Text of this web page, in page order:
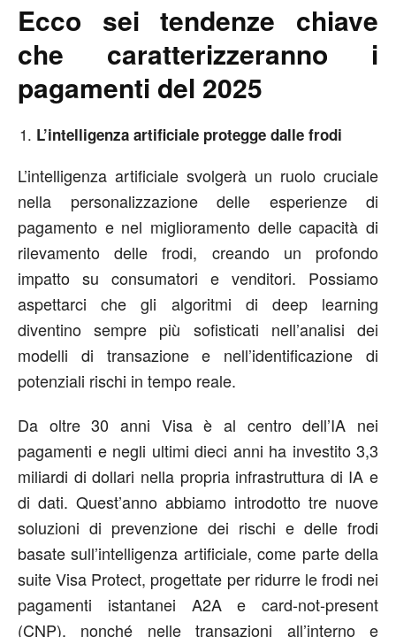
Ecco sei tendenze chiave
che caratterizzeranno i
pagamenti del 2025
L’intelligenza artificiale protegge dalle frodi
L’intelligenza artificiale svolgerà un ruolo cruciale
nella personalizzazione delle esperienze di
pagamento e nel miglioramento delle capacità di
rilevamento delle frodi, creando un profondo
impatto su consumatori e venditori. Possiamo
aspettarci che gli algoritmi di deep learning
diventino sempre più sofisticati nell’analisi dei
modelli di transazione e nell’identificazione di
potenziali rischi in tempo reale.
Da oltre 30 anni Visa è al centro dell’IA nei
pagamenti e negli ultimi dieci anni ha investito 3,3
miliardi di dollari nella propria infrastruttura di IA e
di dati. Quest’anno abbiamo introdotto tre nuove
soluzioni di prevenzione dei rischi e delle frodi
basate sull’intelligenza artificiale, come parte della
suite Visa Protect, progettate per ridurre le frodi nei
pagamenti istantanei A2A e card-not-present
(CNP), nonché nelle transazioni all’interno e